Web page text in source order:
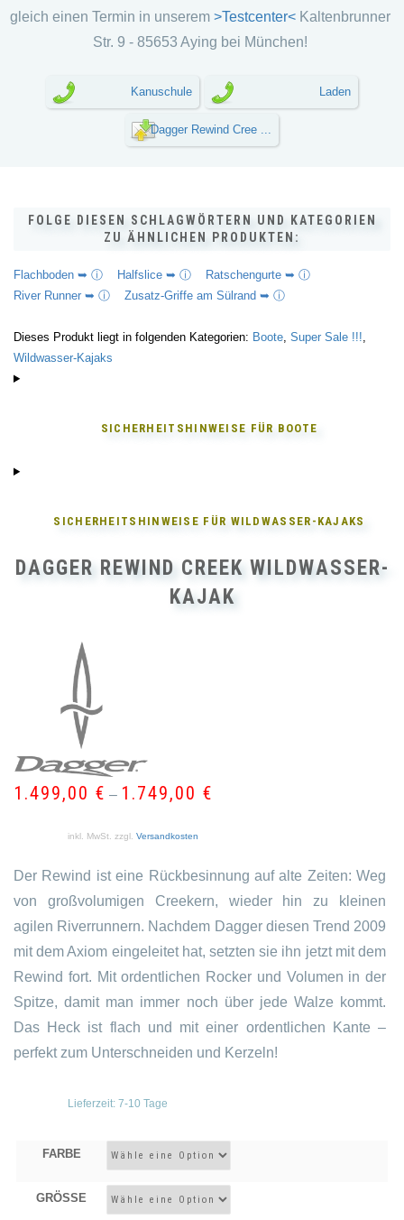
gleich einen Termin in unserem>Testcenter< Kaltenbrunner
Str. 9 - 85653 Aying bei München!
Kanuschule Laden
Dagger Rewind Cree ...
FOLGE DIESEN SCHLAGWÖRTERN UND KATEGORIEN
ZU ÄHNLICHEN PRODUKTEN:
Flachboden ➥ ⓘ Halfslice ➥ ⓘ
Ratschengurte ➥ ⓘ
River Runner ➥ ⓘ Zusatz-Griffe am Sülrand ➥ ⓘ
Dieses Produkt liegt in folgenden Kategorien: Boote, Super Sale !!!,
Wildwasser-Kajaks
SICHERHEITSHINWEISE FÜR BOOTE
SICHERHEITSHINWEISE FÜR WILDWASSER-KAJAKS
DAGGER REWIND CREEK WILDWASSER-
KAJAK
1.499,00 € – 1.749,00 €
inkl. MwSt. zzgl. Versandkosten
Der Rewind ist eine Rückbesinnung auf alte Zeiten: Weg
von großvolumigen Creekern, wieder hin zu kleinen
agilen Riverrunnern. Nachdem Dagger diesen Trend 2009
mit dem Axiom eingeleitet hat, setzten sie ihn jetzt mit dem
Rewind fort. Mit ordentlichen Rocker und Volumen in der
Spitze, damit man immer noch über jede Walze kommt.
Das Heck ist flach und mit einer ordentlichen Kante –
perfekt zum Unterschneiden und Kerzeln!
Lieferzeit: 7-10 Tage
FARBE
GRÖSSE